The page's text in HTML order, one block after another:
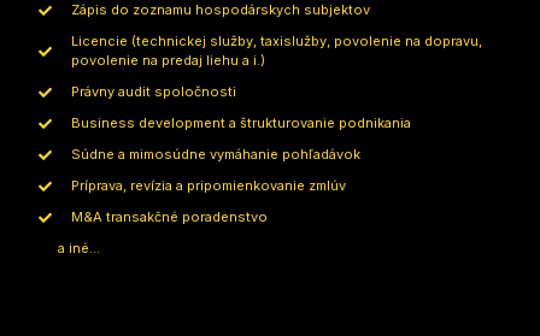
Zápis do zoznamu hospodárskych subjektov
Licencie (technickej služby, taxislužby, povolenie na dopravu,
povolenie na predaj liehu a i.)
Právny audit spoločnosti
Business development a štrukturovanie podnikania
Súdne a mimosúdne vymáhanie pohľadávok
Príprava, revízia a pripomienkovanie zmlúv
M&A transakčné poradenstvo
a iné...